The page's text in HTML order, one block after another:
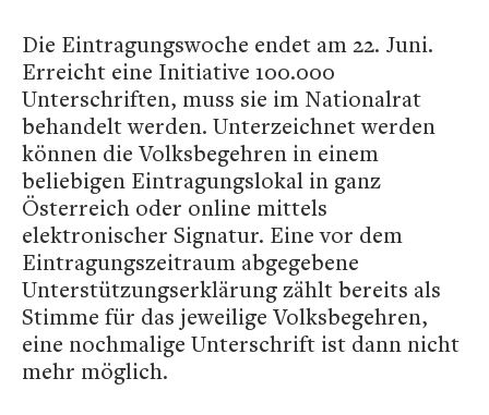
Die Eintragungswoche endet am 22. Juni.
Erreicht eine Initiative 100.000
Unterschriften, muss sie im Nationalrat
behandelt werden. Unterzeichnet werden
können die Volksbegehren in einem
beliebigen Eintragungslokal in ganz
Österreich oder online mittels
elektronischer Signatur. Eine vor dem
Eintragungszeitraum abgegebene
Unterstützungserklärung zählt bereits als
Stimme für das jeweilige Volksbegehren,
eine nochmalige Unterschrift ist dann nicht
mehr möglich.